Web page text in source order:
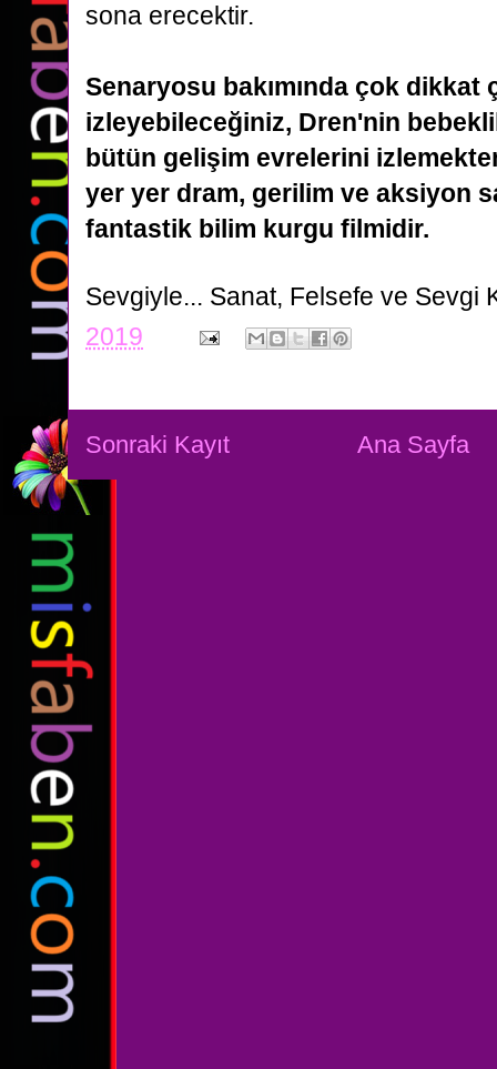
sona erecektir.
Senaryosu bakımında çok dikkat
izleyebileceğiniz, Dren'nin
bütün gelişim evrelerini
yer yer dram, gerilim ve aksiyon
fantastik bilim kurgu filmidir.
Sevgiyle... Sanat, Felsefe ve Sevgi
2019
Sonraki Kayıt Ana Sayfa